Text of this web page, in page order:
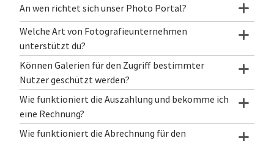
An wen richtet sich unser Photo Portal?
Welche Art von Fotografieunternehmen
unterstützt du?
Können Galerien für den Zugriff bestimmter
Nutzer geschützt werden?
Wie funktioniert die Auszahlung und bekomme ich
eine Rechnung?
Wie funktioniert die Abrechnung für den